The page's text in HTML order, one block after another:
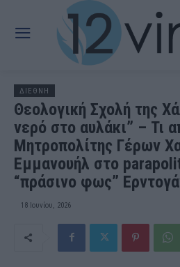
ΔΙΕΘΝΗ
Θεολογική Σχολή της
νερό στο αυλάκι” – Τι
Μητροπολίτης Γέρων
Εμμανουήλ στο
“πράσινο φως”
18 Ιουνίου, 2026